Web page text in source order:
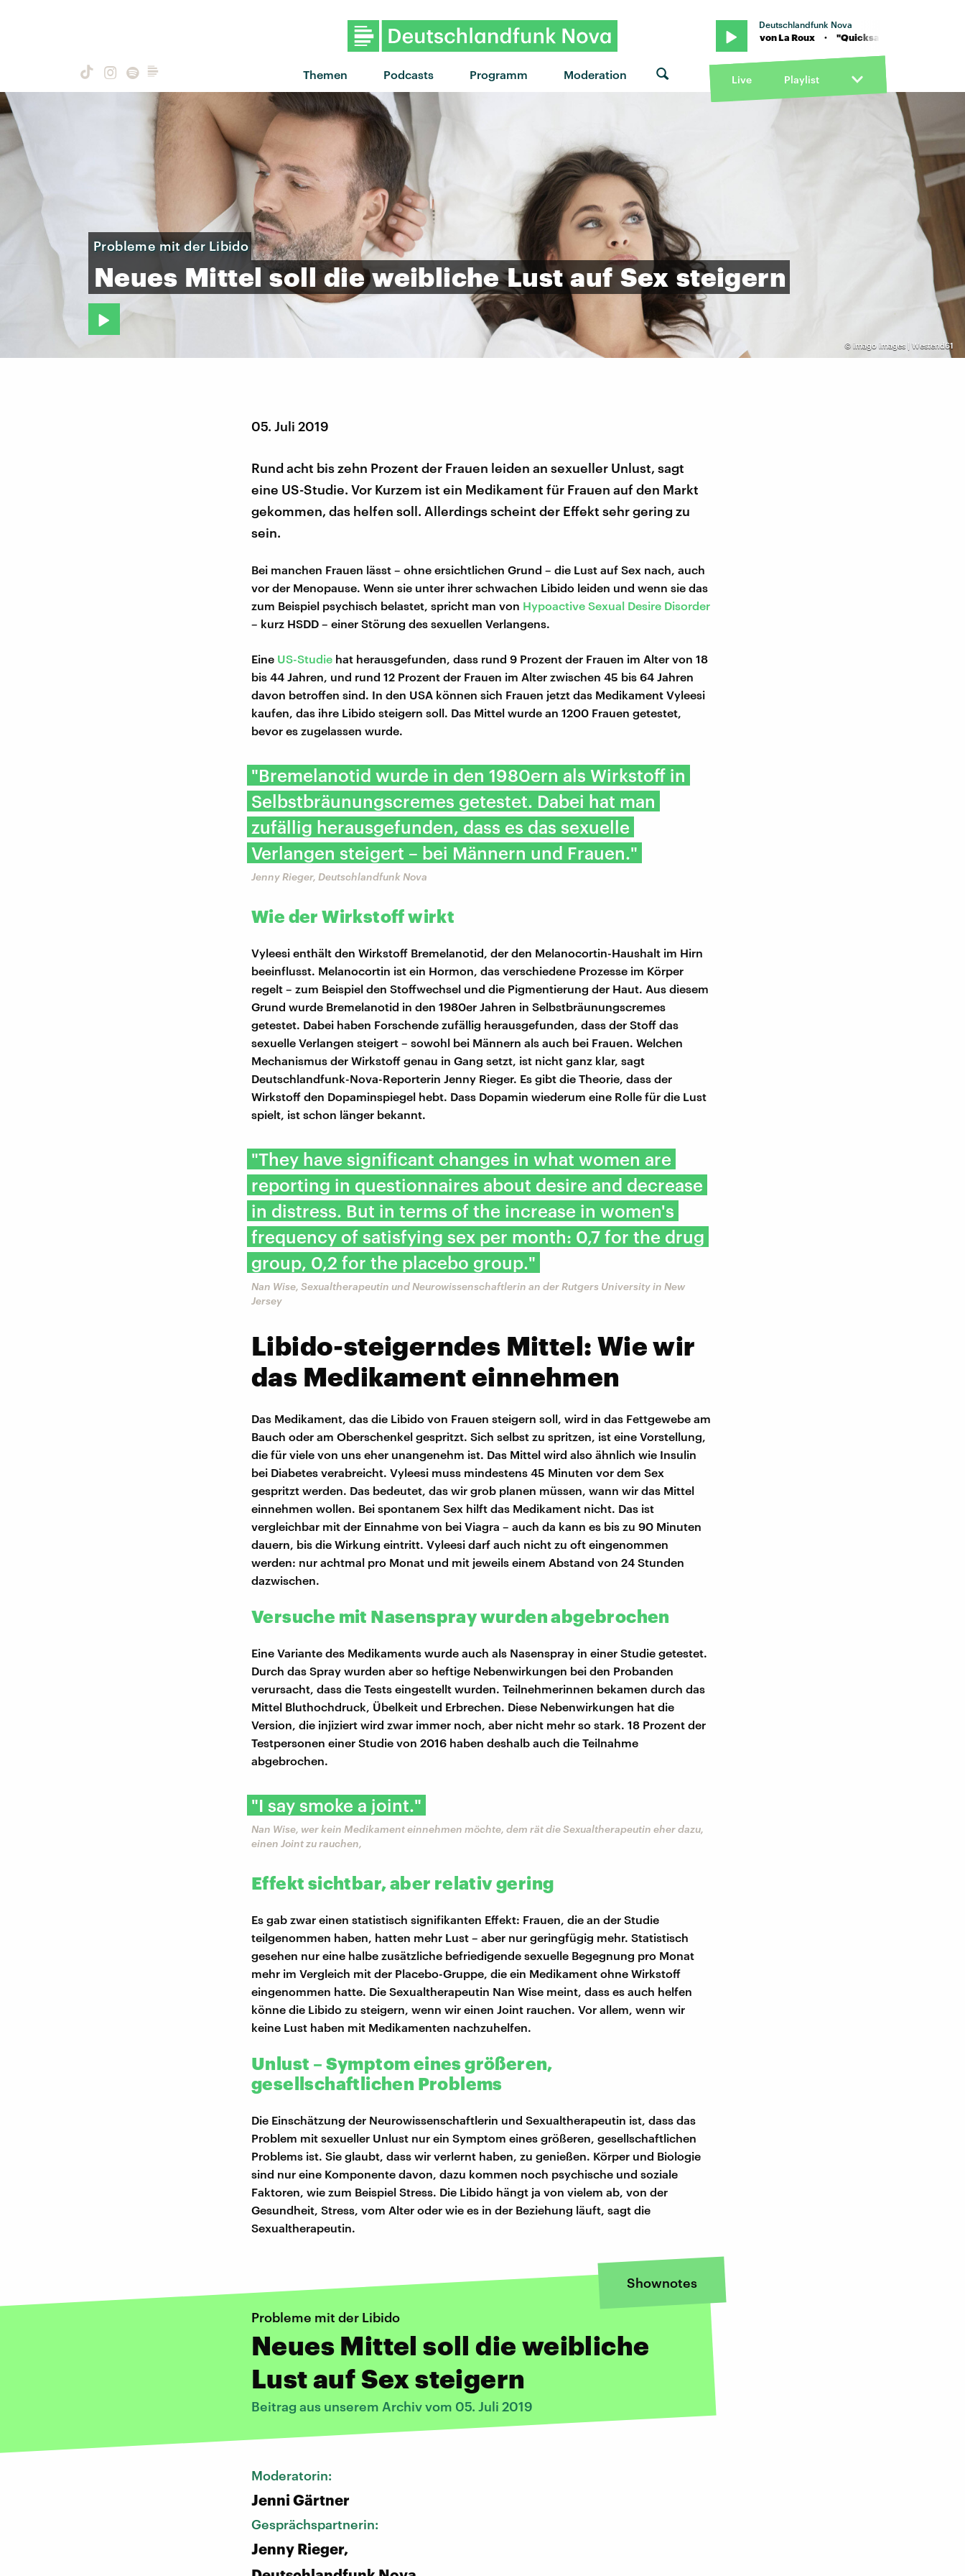
Themen Podcasts Programm Moderation
Deutschlandfunk Nova
"Quicksand" von La Roux · "Quicksand" von La Roux · "Quicksand" von La Roux
Live Playlist
© imago images | Westend61
Probleme mit der Libido
Neues Mittel soll die weibliche Lust auf Sex steigern
05. Juli 2019
Rund acht bis zehn Prozent der Frauen leiden an sexueller Unlust, sagt
eine US-Studie. Vor Kurzem ist ein Medikament für Frauen auf den Markt
gekommen, das helfen soll. Allerdings scheint der Effekt sehr gering zu
sein.
Bei manchen Frauen lässt – ohne ersichtlichen Grund – die Lust auf Sex nach, auch
vor der Menopause. Wenn sie unter ihrer schwachen Libido leiden und wenn sie das
zum Beispiel psychisch belastet, spricht man von Hypoactive Sexual Desire Disorder
– kurz HSDD – einer Störung des sexuellen Verlangens.
Eine US-Studie hat herausgefunden, dass rund 9 Prozent der Frauen im Alter von 18
bis 44 Jahren, und rund 12 Prozent der Frauen im Alter zwischen 45 bis 64 Jahren
davon betroffen sind. In den USA können sich Frauen jetzt das Medikament Vyleesi
kaufen, das ihre Libido steigern soll. Das Mittel wurde an 1200 Frauen getestet,
bevor es zugelassen wurde.
"Bremelanotid wurde in den 1980ern als Wirkstoff in
Selbstbräunungscremes getestet. Dabei hat man
zufällig herausgefunden, dass es das sexuelle
Verlangen steigert – bei Männern und Frauen."
Jenny Rieger, Deutschlandfunk Nova
Wie der Wirkstoff wirkt
Vyleesi enthält den Wirkstoff Bremelanotid, der den Melanocortin-Haushalt im Hirn
beeinflusst. Melanocortin ist ein Hormon, das verschiedene Prozesse im Körper
regelt – zum Beispiel den Stoffwechsel und die Pigmentierung der Haut. Aus diesem
Grund wurde Bremelanotid in den 1980er Jahren in Selbstbräunungscremes
getestet. Dabei haben Forschende zufällig herausgefunden, dass der Stoff das
sexuelle Verlangen steigert – sowohl bei Männern als auch bei Frauen. Welchen
Mechanismus der Wirkstoff genau in Gang setzt, ist nicht ganz klar, sagt
Deutschlandfunk-Nova-Reporterin Jenny Rieger. Es gibt die Theorie, dass der
Wirkstoff den Dopaminspiegel hebt. Dass Dopamin wiederum eine Rolle für die Lust
spielt, ist schon länger bekannt.
"They have significant changes in what women are
reporting in questionnaires about desire and decrease
in distress. But in terms of the increase in women's
frequency of satisfying sex per month: 0,7 for the drug
group, 0,2 for the placebo group."
Nan Wise, Sexualtherapeutin und Neurowissenschaftlerin an der Rutgers University in New
Jersey
Libido-steigerndes Mittel: Wie wir
das Medikament einnehmen
Das Medikament, das die Libido von Frauen steigern soll, wird in das Fettgewebe am
Bauch oder am Oberschenkel gespritzt. Sich selbst zu spritzen, ist eine Vorstellung,
die für viele von uns eher unangenehm ist. Das Mittel wird also ähnlich wie Insulin
bei Diabetes verabreicht. Vyleesi muss mindestens 45 Minuten vor dem Sex
gespritzt werden. Das bedeutet, das wir grob planen müssen, wann wir das Mittel
einnehmen wollen. Bei spontanem Sex hilft das Medikament nicht. Das ist
vergleichbar mit der Einnahme von bei Viagra – auch da kann es bis zu 90 Minuten
dauern, bis die Wirkung eintritt. Vyleesi darf auch nicht zu oft eingenommen
werden: nur achtmal pro Monat und mit jeweils einem Abstand von 24 Stunden
dazwischen.
Versuche mit Nasenspray wurden abgebrochen
Eine Variante des Medikaments wurde auch als Nasenspray in einer Studie getestet.
Durch das Spray wurden aber so heftige Nebenwirkungen bei den Probanden
verursacht, dass die Tests eingestellt wurden. Teilnehmerinnen bekamen durch das
Mittel Bluthochdruck, Übelkeit und Erbrechen. Diese Nebenwirkungen hat die
Version, die injiziert wird zwar immer noch, aber nicht mehr so stark. 18 Prozent der
Testpersonen einer Studie von 2016 haben deshalb auch die Teilnahme
abgebrochen.
"I say smoke a joint."
Nan Wise, wer kein Medikament einnehmen möchte, dem rät die Sexualtherapeutin eher dazu,
einen Joint zu rauchen,
Effekt sichtbar, aber relativ gering
Es gab zwar einen statistisch signifikanten Effekt: Frauen, die an der Studie
teilgenommen haben, hatten mehr Lust – aber nur geringfügig mehr. Statistisch
gesehen nur eine halbe zusätzliche befriedigende sexuelle Begegnung pro Monat
mehr im Vergleich mit der Placebo-Gruppe, die ein Medikament ohne Wirkstoff
eingenommen hatte. Die Sexualtherapeutin Nan Wise meint, dass es auch helfen
könne die Libido zu steigern, wenn wir einen Joint rauchen. Vor allem, wenn wir
keine Lust haben mit Medikamenten nachzuhelfen.
Unlust – Symptom eines größeren,
gesellschaftlichen Problems
Die Einschätzung der Neurowissenschaftlerin und Sexualtherapeutin ist, dass das
Problem mit sexueller Unlust nur ein Symptom eines größeren, gesellschaftlichen
Problems ist. Sie glaubt, dass wir verlernt haben, zu genießen. Körper und Biologie
sind nur eine Komponente davon, dazu kommen noch psychische und soziale
Faktoren, wie zum Beispiel Stress. Die Libido hängt ja von vielem ab, von der
Gesundheit, Stress, vom Alter oder wie es in der Beziehung läuft, sagt die
Sexualtherapeutin.
Shownotes
Probleme mit der Libido
Neues Mittel soll die weibliche
Lust auf Sex steigern
Beitrag aus unserem Archiv vom 05. Juli 2019
Moderatorin:
Jenni Gärtner
Gesprächspartnerin:
Jenny Rieger,